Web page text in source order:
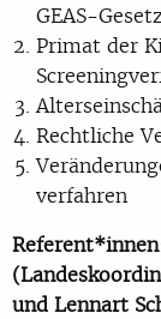
GEAS-
Primat der
Rechtliche
verfahren
und Lennart